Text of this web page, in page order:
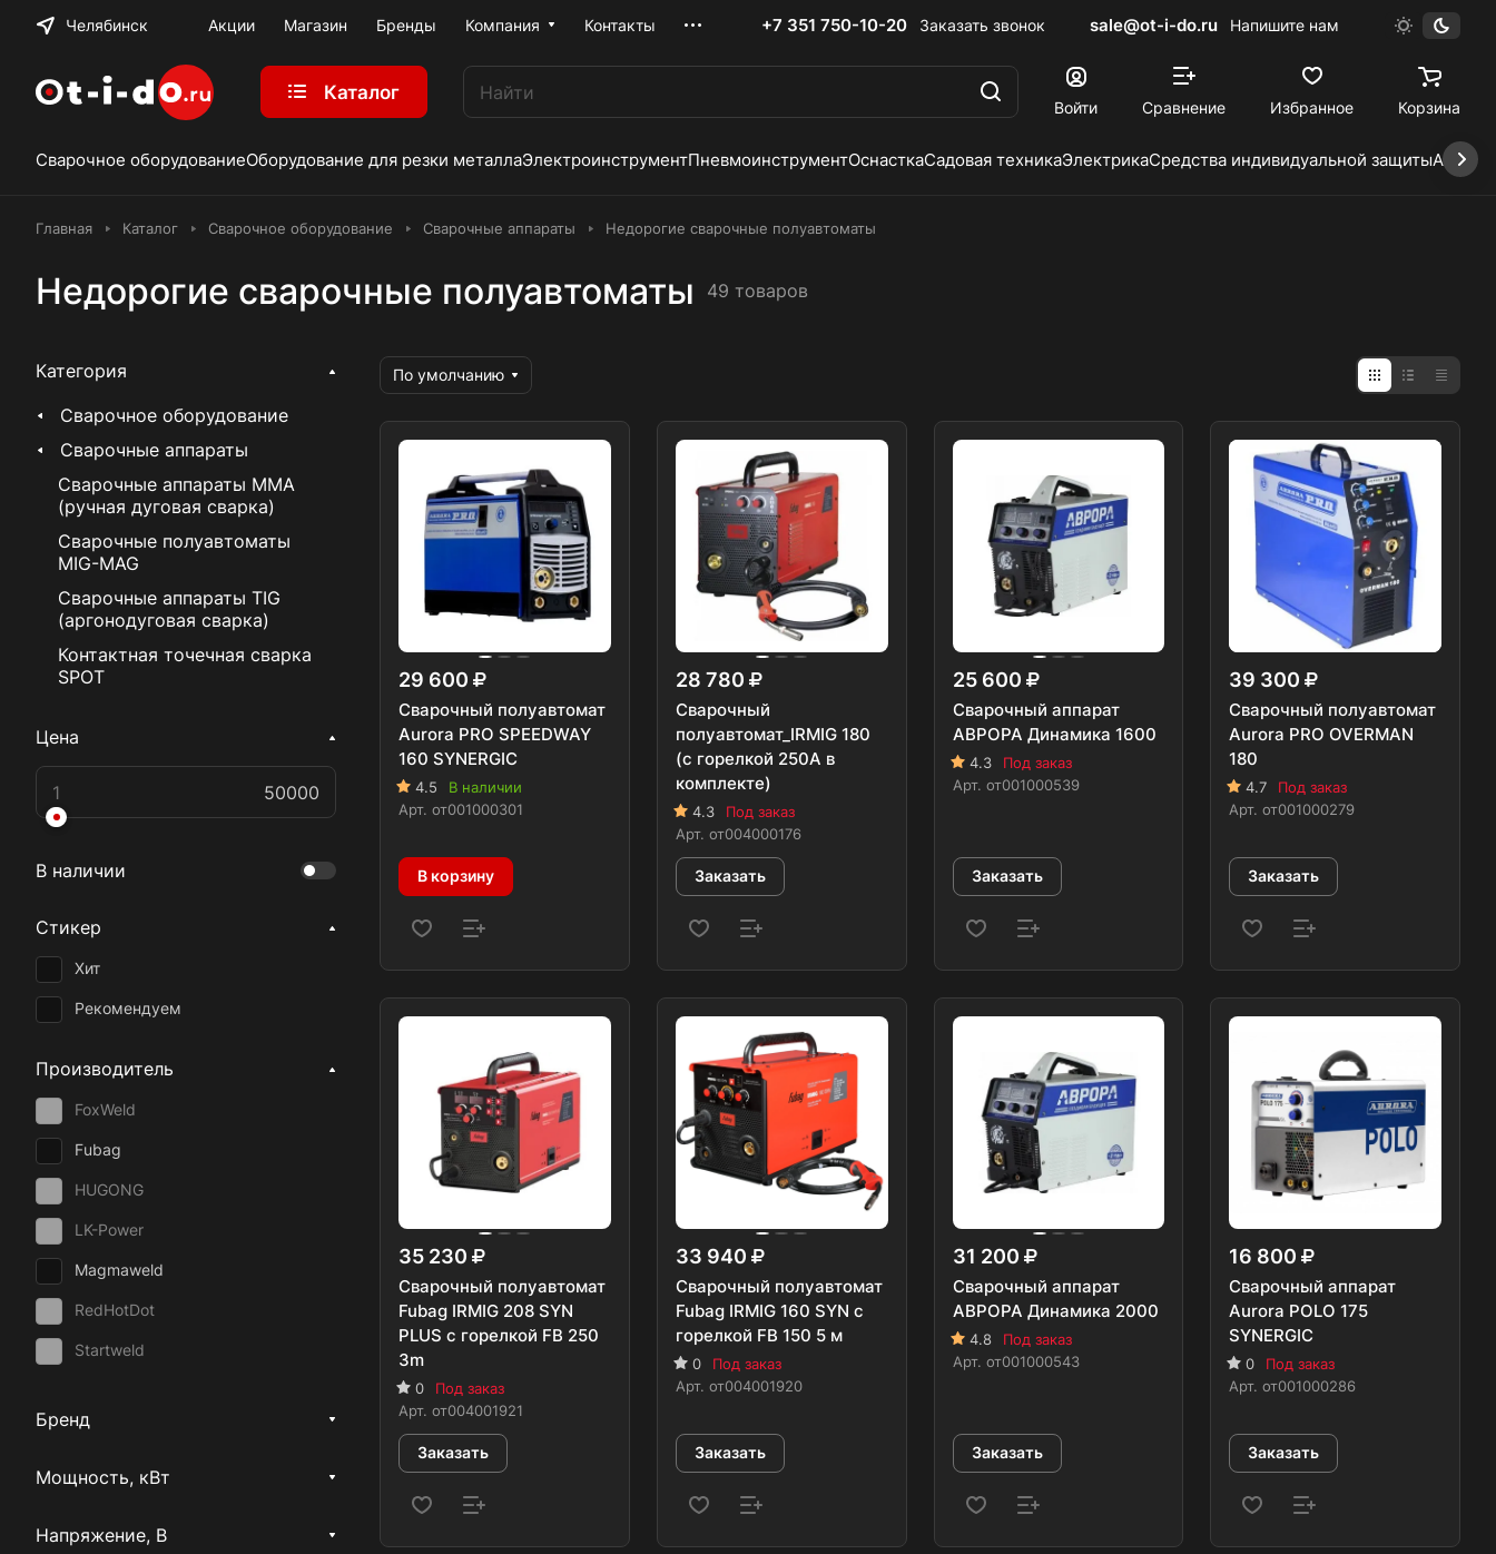
Челябинск Акции Магазин Бренды Компания Контакты +7 351 750-10-20 Заказать звонок sale@ot-i-do.ru Напишите нам
Каталог
Войти Сравнение Избранное Корзина
Сварочное оборудованиеОборудование для резки металлаЭлектроинструментПневмоинструментОснасткаСадовая техникаЭлектрикаСредства индивидуальной защиты
Главная Каталог Сварочное оборудование Сварочные аппараты Недорогие сварочные полуавтоматы
Недорогие сварочные полуавтоматы 49 товаров
По умолчанию
29 600
Сварочный полуавтомат
Aurora PRO SPEEDWAY
160 SYNERGIC
4.5
В наличии
Арт. от001000301
В корзину
28 780
Сварочный
полуавтомат_IRMIG 180
(с горелкой 250А в
комплекте)
4.3
Под заказ
Арт. от004000176
Заказать
25 600
Сварочный аппарат
АВРОРА Динамика 1600
4.3
Под заказ
Арт. от001000539
Заказать
39 300
Сварочный полуавтомат
Aurora PRO OVERMAN
180
4.7
Под заказ
Арт.от001000279
Заказать
35 230
Сварочный полуавтомат
Fubag IRMIG 208 SYN
PLUS c горелкой FB 250
3m
0
Под заказ
Арт. от004001921
Заказать
33 940
Сварочный полуавтомат
Fubag IRMIG 160 SYN с
горелкой FB 150 5 м
0
Под заказ
Арт. от004001920
Заказать
31 200
Сварочный аппарат
АВРОРА Динамика 2000
4.8
Под заказ
Арт. от001000543
Заказать
16 800
Сварочный аппарат
Aurora POLO 175
SYNERGIC
0
Под заказ
Арт.от001000286
Заказать
Категория
Сварочное оборудование
Сварочные аппараты
Сварочные аппараты MMA
(ручная дуговая сварка)
Сварочные полуавтоматы
MIG-MAG
Сварочные аппараты TIG
(аргонодуговая сварка)
Контактная точечная сварка
SPOT
Цена
В наличии
Стикер
Хит
Рекомендуем
Производитель
FoxWeld
Fubag
HUGONG
LK-Power
Magmaweld
RedHotDot
Startweld
Huter
Ресанта
Бренд
Мощность, кВт
Напряжение, В